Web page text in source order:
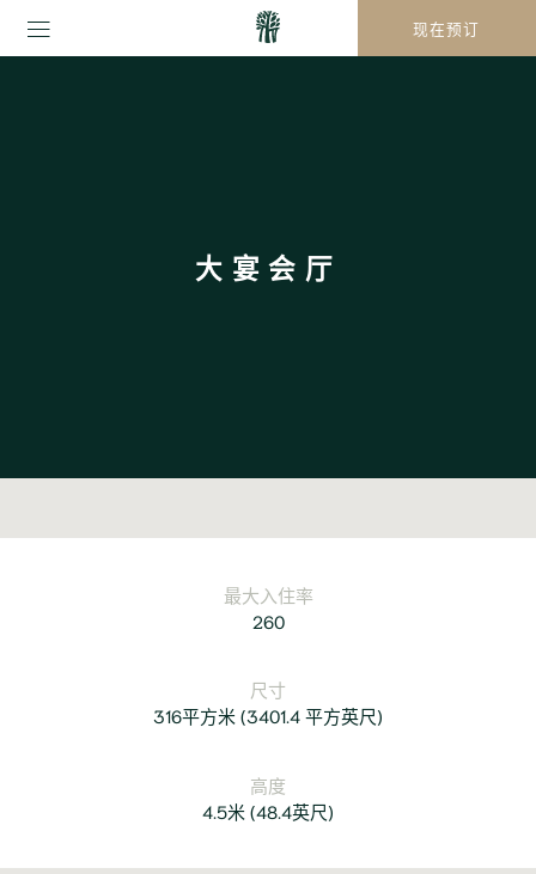
现在预订
大宴会厅
最大入住率
260
尺寸
316平方米 (3401.4 平方英尺)
高度
4.5米 (48.4英尺)